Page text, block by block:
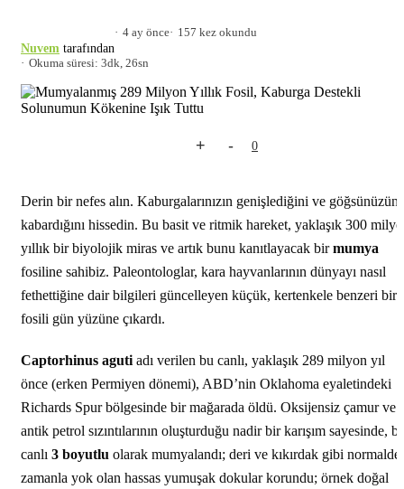
Nuvem tarafından
4 ay önce 157 kez okundu
Okuma süresi: 3dk, 26sn
+ - 0
Derin bir nefes alın. Kaburgalarınızın genişlediğini ve göğsünüzün
kabardığını hissedin. Bu basit ve ritmik hareket, yaklaşık 300
yıllık bir biyolojik miras ve artık bunu kanıtlayacak birmumya
fosiline sahibiz. Paleontologlar, kara hayvanlarının dünyayı nasıl
fethettiğine dair bilgileri güncelleyen küçük, kertenkele benzeri bir
fosili gün yüzüne çıkardı.
Captorhinus aguti adı verilen bu canlı, yaklaşık 289 milyon yıl
önce (erken Permiyen dönemi), ABD’nin Oklahoma eyaletindeki
Richards Spur bölgesinde bir mağarada öldü. Oksijensiz çamur ve
antik petrol sızıntılarının oluşturduğu nadir bir karışım sayesinde,
canlı 3 boyutlu olarak mumyalandı; deri ve kıkırdak gibi normalde
zamanla yok olan hassas yumuşak dokular korundu; örnek doğal